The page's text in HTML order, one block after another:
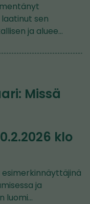
sen
ja aluee…
Missä
klo
esimerkinnäyttäjinä
ja
luomi…